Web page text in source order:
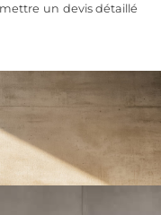
un devis détaillé